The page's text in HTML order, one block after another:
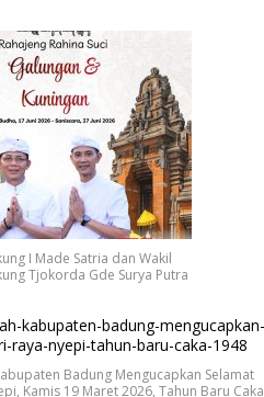
I Made Satria dan Wakil
Tjokorda Gde Surya Putra
Badung Mengucapkan Selamat
Kamis 19 Maret 2026, Tahun Baru Caka